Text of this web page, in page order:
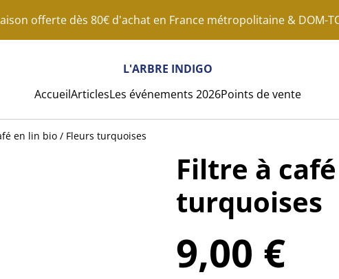
offerte dès 80€ d'achat en France métropolitaine & DOM-
L'ARBRE INDIGO
AccueilArticlesLes événements 2026Points de vente
en lin bio / Fleurs turquoises
Filtre à
turquoises
9,00 €